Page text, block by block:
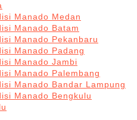
Manado Medan
Manado Batam
Manado Pekanbaru
Manado Padang
Manado Jambi
Manado Palembang
Manado Bandar Lampung
Manado Bengkulu